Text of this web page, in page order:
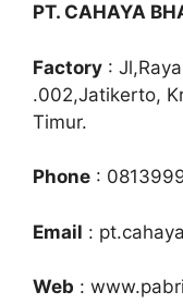
PT. CAHAYA
Factory :
.002,Jatikerto,
Timur.
Phone :
Email :
Web :